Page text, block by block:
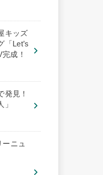
キッズ
「Let’s
成！
発見！
ーニュ